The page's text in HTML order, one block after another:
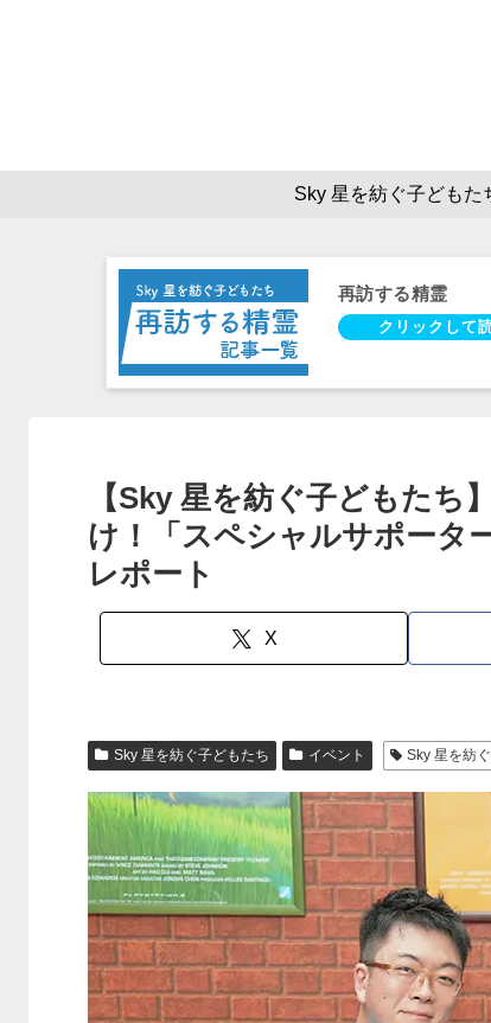
Sky 星を紡ぐ子どもた
再訪する精霊
【Sky 星を紡ぐ子どもたち
け！「スペシャルサポータ
レポート
X
Sky 星を紡ぐ子どもたち イベント Sky 星を紡